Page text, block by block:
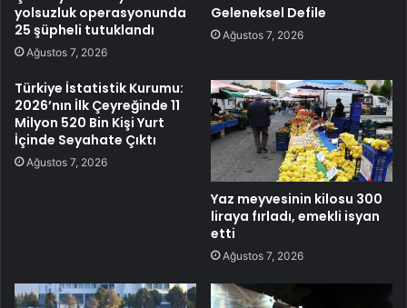
yolsuzluk operasyonunda
25 şüpheli tutuklandı
Ağustos 7, 2026
Geleneksel Defile
Ağustos 7, 2026
Türkiye İstatistik Kurumu:
2026’nın İlk Çeyreğinde 11
Milyon 520 Bin Kişi Yurt
İçinde Seyahate Çıktı
Ağustos 7, 2026
Yaz meyvesinin kilosu 300
liraya fırladı, emekli isyan
etti
Ağustos 7, 2026